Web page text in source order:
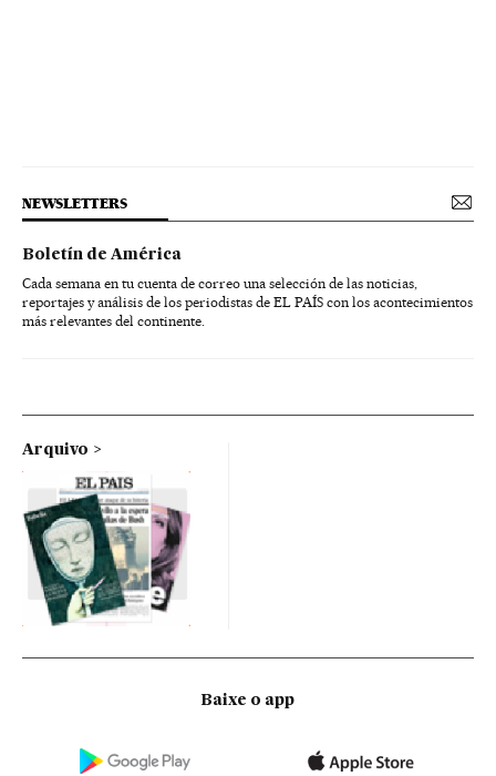
NEWSLETTERS
Boletín de América
Cada semana en tu cuenta de correo una selección de las noticias,
reportajes y análisis de los periodistas de EL PAÍS con los acontecimientos
más relevantes del continente.
Arquivo
Baixe o app